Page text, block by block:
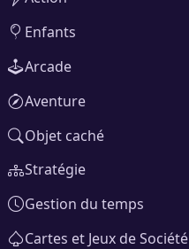
Enfants
Arcade
Aventure
Objet caché
Stratégie
Gestion du temps
Cartes et Jeux de Société